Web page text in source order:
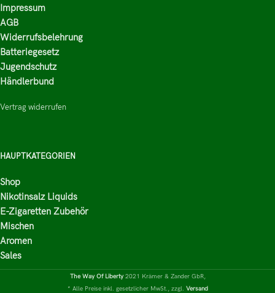
Impressum
AGB
Widerrufsbelehrung
Batteriegesetz
Jugendschutz
Händlerbund
Vertrag widerrufen
HAUPTKATEGORIEN
Shop
Nikotinsalz Liquids
E-Zigaretten Zubehör
Mischen
Aromen
Sales
The Way Of Liberty 2021 Krämer & Zander GbR,
* Alle Preise inkl. gesetzlicher MwSt., zzgl. Versand